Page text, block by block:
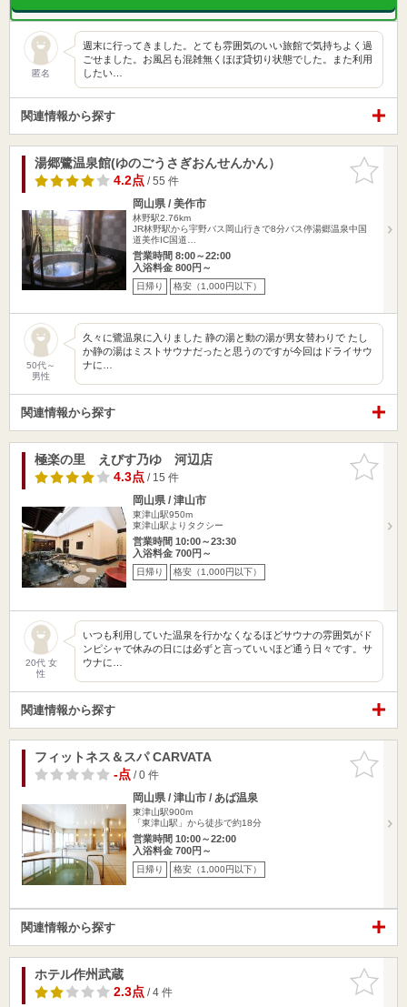
匿名
週末に行ってきました。とても雰囲気のいい旅館で気持ちよく過
ごせました。お風呂も混雑無くほぼ貸切り状態でした。また利用
したい…
関連情報から探す
お気に入
りに追加
湯郷鷺温泉館(ゆのごうさぎおんせんかん）
4.2点/ 55 件
岡山県 / 美作市
林野駅2.76km
JR林野駅から宇野バス岡山行きで8分バス停湯郷温泉中国
道美作IC国道…
営業時間 8:00～22:00
入浴料金 800円～
日帰り 格安（1,000円以下）
50代～
男性
久々に鷺温泉に入りました 静の湯と動の湯が男女替わりで たし
か静の湯はミストサウナだったと思うのですが今回はドライサウ
ナに…
関連情報から探す
お気に入
りに追加
極楽の里 えびす乃ゆ 河辺店
4.3点/ 15 件
岡山県 / 津山市
東津山駅950m
東津山駅よりタクシー
営業時間 10:00～23:30
入浴料金 700円～
日帰り 格安（1,000円以下）
20代 女
性
いつも利用していた温泉を行かなくなるほどサウナの雰囲気がド
ンピシャで休みの日には必ずと言っていいほど通う日々です。サ
ウナに…
関連情報から探す
お気に入
りに追加
フィットネス＆スパ CARVATA
-点/ 0 件
岡山県 / 津山市 / あば温泉
東津山駅900m
「東津山駅」から徒歩で約18分
営業時間 10:00～22:00
入浴料金 700円～
日帰り 格安（1,000円以下）
関連情報から探す
お気に入
りに追加
ホテル作州武蔵
2.3点/ 4 件